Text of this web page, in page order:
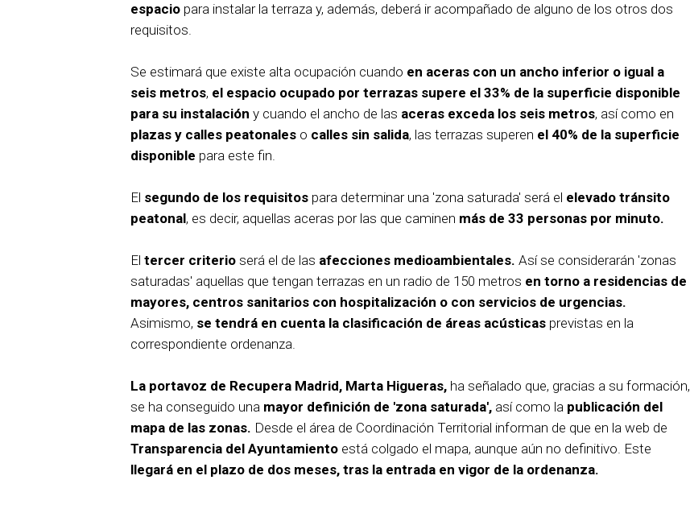
espacio para instalar la terraza y, además, deberá ir acompañado de alguno de los otros dos
requisitos.
Se estimará que existe alta ocupación cuando en aceras con un ancho inferior o igual a
seis metros, el espacio ocupado por terrazas supere el 33% de la superficie disponible
para su instalación y cuando el ancho de las aceras exceda los seis metros, así como en
plazas y calles peatonales o calles sin salida, las terrazas superen el 40% de la superficie
disponible para este fin.
El segundo de los requisitos para determinar una 'zona saturada' será el elevado tránsito
peatonal, es decir, aquellas aceras por las que caminen más de 33 personas por minuto.
El tercer criterio será el de las afecciones medioambientales. Así se considerarán 'zonas
saturadas' aquellas que tengan terrazas en un radio de 150 metros en torno a residencias de
mayores, centros sanitarios con hospitalización o con servicios de urgencias.
Asimismo, se tendrá en cuenta la clasificación de áreas acústicas previstas en la
correspondiente ordenanza.
La portavoz de Recupera Madrid, Marta Higueras, ha señalado que, gracias a su formación,
se ha conseguido una mayor definición de 'zona saturada', así como la publicación del
mapa de las zonas. Desde el área de Coordinación Territorial informan de que en la web de
Transparencia del Ayuntamiento está colgado el mapa, aunque aún no definitivo. Este
llegará en el plazo de dos meses, tras la entrada en vigor de la ordenanza.